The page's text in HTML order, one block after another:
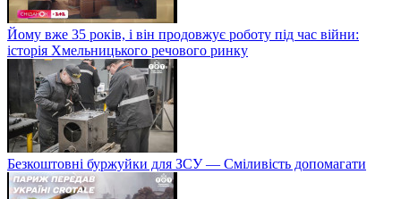
Йому вже 35 років, і він продовжує роботу під час війни:
історія Хмельницького речового ринку
Безкоштовні буржуйки для ЗСУ — Сміливість допомагати